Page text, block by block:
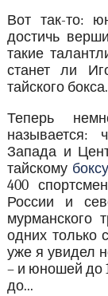
Вот так-то:
достичь
такие
станет ли
тайского
Теперь
называется:
Запада и
тайскому боксу
400
России и
мурманского
одних только
уже я увидел
– и юношей до
до...